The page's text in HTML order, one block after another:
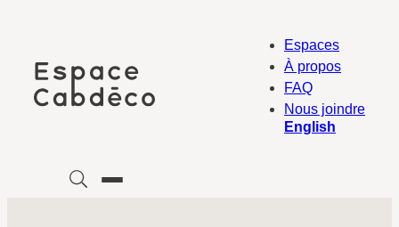
contenu
Espaces
À propos
FAQ
Nous joindre
English